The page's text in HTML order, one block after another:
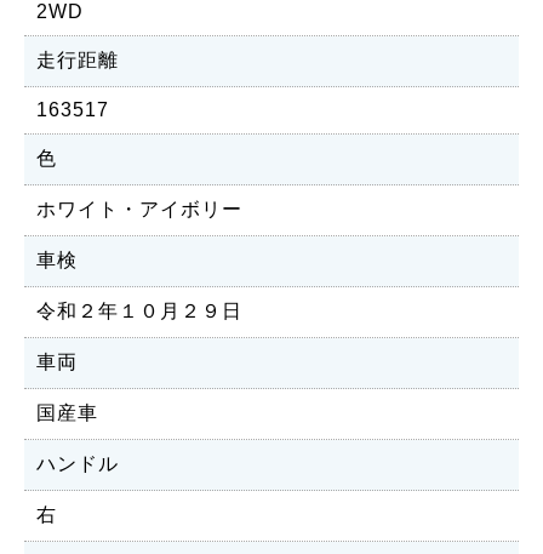
2WD
走行距離
163517
色
ホワイト・アイボリー
車検
令和２年１０月２９日
車両
国産車
ハンドル
右